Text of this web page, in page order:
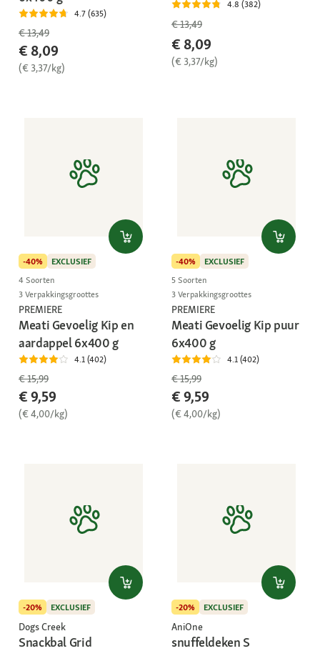
4.7 (635)
€ 13,49
€ 8,09
(€ 3,37/kg)
4.8 (382)
€ 13,49
€ 8,09
(€ 3,37/kg)
-40%
EXCLUSIEF
4 Soorten
3 Verpakkingsgroottes
PREMIERE
Meati Gevoelig Kip en
aardappel 6x400 g
4.1 (402)
€ 15,99
€ 9,59
(€ 4,00/kg)
-40%
EXCLUSIEF
5 Soorten
3 Verpakkingsgroottes
PREMIERE
Meati Gevoelig Kip puur
6x400 g
4.1 (402)
€ 15,99
€ 9,59
(€ 4,00/kg)
-20% EXCLUSIEF
Dogs Creek
Snackbal Grid
-20% EXCLUSIEF
AniOne
snuffeldeken S